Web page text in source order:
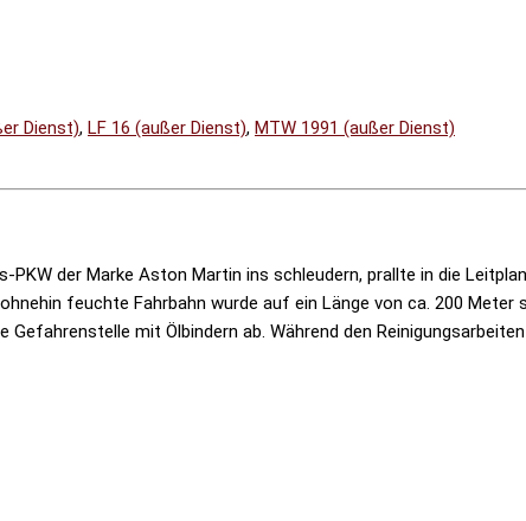
Dienst), LF 16 (außer Dienst), MTW 1991 (außer Dienst)
der Marke Aston Martin ins schleudern, prallte in die
feuchte Fahrbahn wurde auf ein Länge von ca. 200
mit Ölbindern ab. Während den